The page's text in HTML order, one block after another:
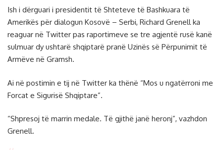
Ish i dërguari i presidentit të Shteteve të Bashkuara të
Amerikës për dialogun Kosovë – Serbi, Richard Grenell ka
reaguar në Twitter pas raportimeve se tre agjentë rusë kanë
sulmuar dy ushtarë shqiptarë pranë Uzinës së Përpunimit të
Armëve në Gramsh.
Ai në postimin e tij në Twitter ka thënë “Mos u ngatërroni me
Forcat e Sigurisë Shqiptare”.
“Shpresoj të marrin medale. Të gjithë janë heronj”, vazhdon
Grenell.